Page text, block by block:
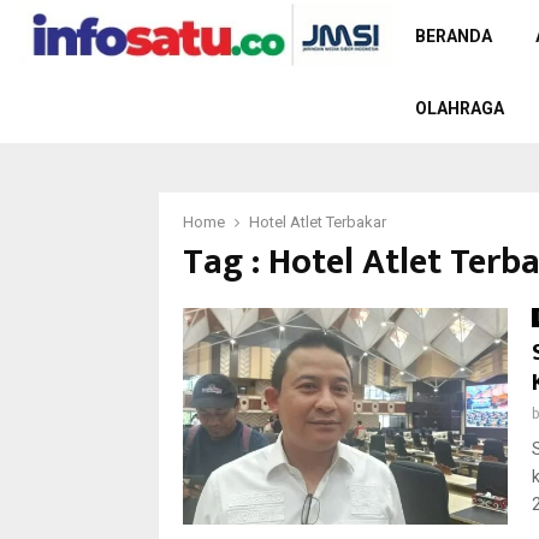
BERANDA
OLAHRAGA
Home Hotel Atlet Terbakar
Tag : Hotel Atlet